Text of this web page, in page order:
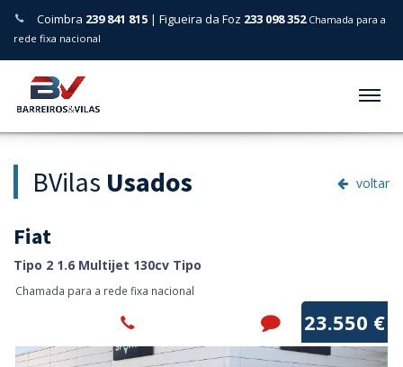
Coimbra 239 841 815 | Figueira da Foz 233 098 352Chamada para a
rede fixa nacional
Menu
BVilas Usados voltar
Fiat
Tipo 2 1.6 Multijet 130cv Tipo
Chamada para a rede fixa nacional
23.550 €